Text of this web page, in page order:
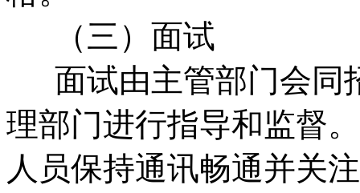
（三）面试
面试由主管部门会同
理部门进行指导和监督
人员保持通讯畅通并关